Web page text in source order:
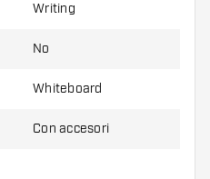
Writing
No
Whiteboard
Con accesori